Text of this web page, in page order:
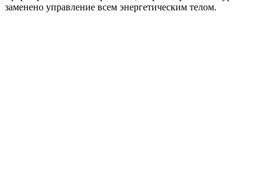
заменено управление всем энергетическим телом.